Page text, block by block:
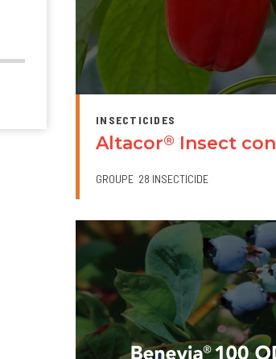
INSECTICIDES
Altacor® Insect
GROUPE 28 INSECTICIDE